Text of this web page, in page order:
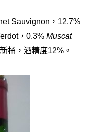
Sauvignon， 12.7%
， 0.3% Muscat
桶，酒精度12%。